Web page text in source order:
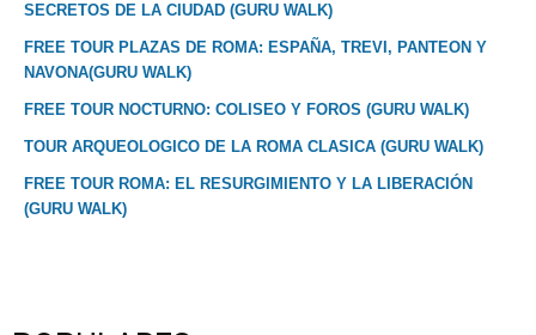
SECRETOS DE LA CIUDAD (GURU WALK)
FREE TOUR PLAZAS DE ROMA: ESPAÑA, TREVI, PANTEON Y
NAVONA(GURU WALK)
FREE TOUR NOCTURNO: COLISEO Y FOROS (GURU WALK)
TOUR ARQUEOLOGICO DE LA ROMA CLASICA (GURU WALK)
FREE TOUR ROMA: EL RESURGIMIENTO Y LA LIBERACIÓN
(GURU WALK)